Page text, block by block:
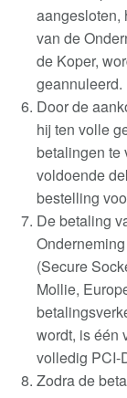
aangesloten,
van de
de Koper,
geannuleerd.
Door de
hij ten volle
betalingen te
voldoende
bestelling
De betaling
(Secure
Mollie,
wordt, is één
volledig PCI-
Zodra de